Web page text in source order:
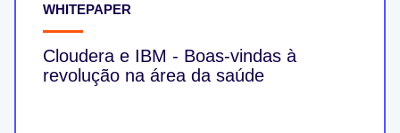
WHITEPAPER
Cloudera e IBM - Boas-vindas à
revolução na área da saúde